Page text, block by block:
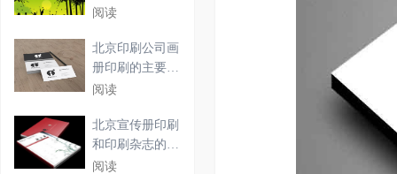
阅读
北京印刷公司画
册印刷的主要步
骤
阅读
北京宣传册印刷
和印刷杂志的详
细介
阅读